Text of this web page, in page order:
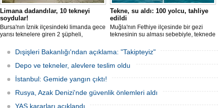
Limana dadandılar, 10 tekneyi
soydular!
Bursa'nın İznik ilçesindeki limanda gece
yarısı teknelere giren 2 şüpheli,
çaldı. Olay, güvenlik kameralarına
yansıdı, tekne sahiplerinin ihbarıyla
jandarma inceleme başlattı.
Tekne, su aldı: 100 yolcu, tahliye
edildi
Muğla'nın Fethiye ilçesinde bir gezi
teknesinin su alması sebebiyle, teknede
teknenin batmaması için bölgede
kurtarma çalışması başlatıldı.
Dışişleri Bakanlığı'ndan açıklama: "Takipteyiz"
Depo ve tekneler, alevlere teslim oldu
İstanbul: Gemide yangın çıktı!
Rusya, Azak Denizi'nde güvenlik önlemleri aldı
YAŞ kararları açıklandı